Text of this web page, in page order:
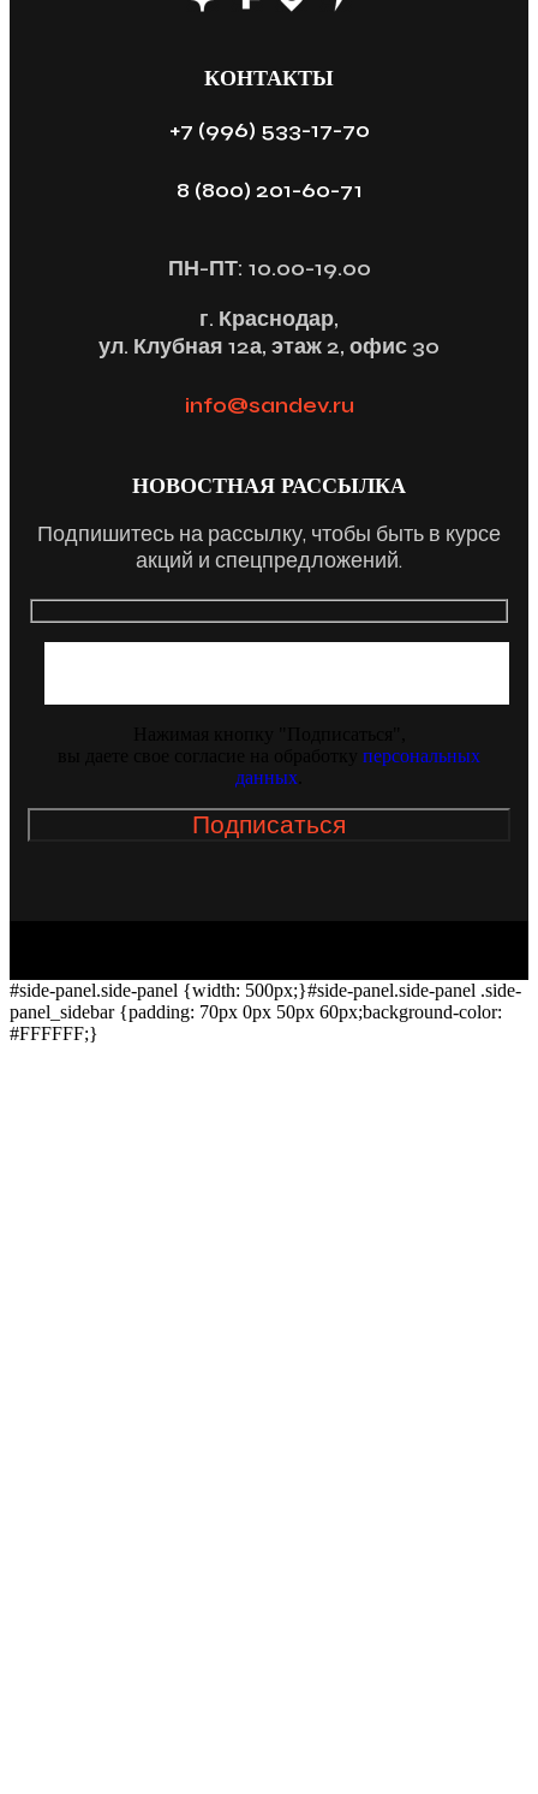
КОНТАКТЫ
+7 (996) 533-17-70
8 (800) 201-60-71
ПН-ПТ: 10.00-19.00
г. Краснодар,
ул. Клубная 12а, этаж 2, офис 30
info@sandev.ru
НОВОСТНАЯ РАССЫЛКА
Подпишитесь на рассылку, чтобы быть в курсе
акций и спецпредложений.
персональных
данных
#side-panel.side-panel {width: 500px;}#side-panel.side-panel .side-
panel_sidebar {padding: 70px 0px 50px 60px;background-color:
#FFFFFF;}